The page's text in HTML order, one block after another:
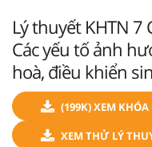
Lý thuyết KHTN 7
Các yếu tố ảnh
hoà, điều khiển
(199K) XEM
XEM THỬ LÝ